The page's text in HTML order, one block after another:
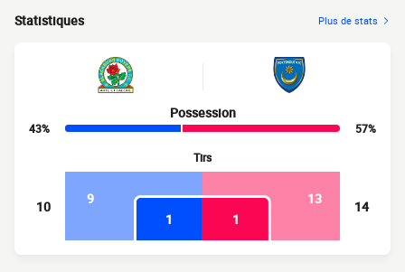
Statistiques Plus de stats
Possession
43%
57%
Tirs
10 9
13
1
1
14